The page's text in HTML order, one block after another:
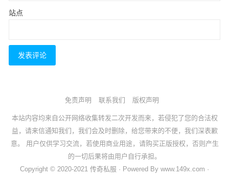
站点
免责声明 联系我们 版权声明
本站内容均来自公开网络收集转发二次开发而来，若侵犯了您的合法权
益，请来信通知我们，我们会及时删除，给您带来的不便，我们深表歉
意。 用户仅供学习交流，若使用商业用途，请购买正版授权，否则产生
的一切后果将由用户自行承担。
Copyright © 2020-2021 传奇私服 · Powered By www.149x.com ·